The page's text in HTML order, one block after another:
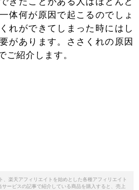
体何が原因で起こるのでしょ
れができてしまった時にはし
があります。ささくれの原因
ご紹介します。
、楽天アフィリエイトを始めとした各種アフィリエイト
ービスの記事で紹介している商品を購入すると、売上